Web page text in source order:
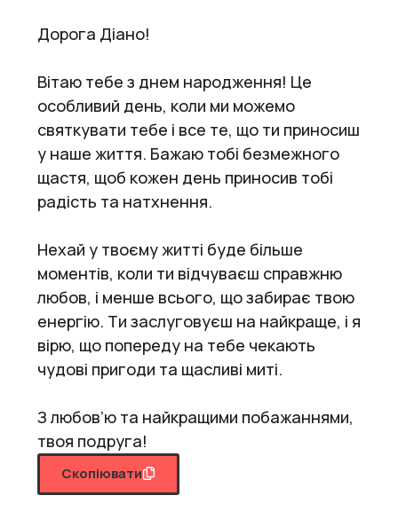
Дорога Діано!
Вітаю тебе з днем народження! Це
особливий день, коли ми можемо
святкувати тебе і все те, що ти приносиш
у наше життя. Бажаю тобі безмежного
щастя, щоб кожен день приносив тобі
радість та натхнення.
Нехай у твоєму житті буде більше
моментів, коли ти відчуваєш справжню
любов, і менше всього, що забирає твою
енергію. Ти заслуговуєш на найкраще, і я
вірю, що попереду на тебе чекають
чудові пригоди та щасливі миті.
З любов’ю та найкращими побажаннями,
твоя подруга!
Скопіювати